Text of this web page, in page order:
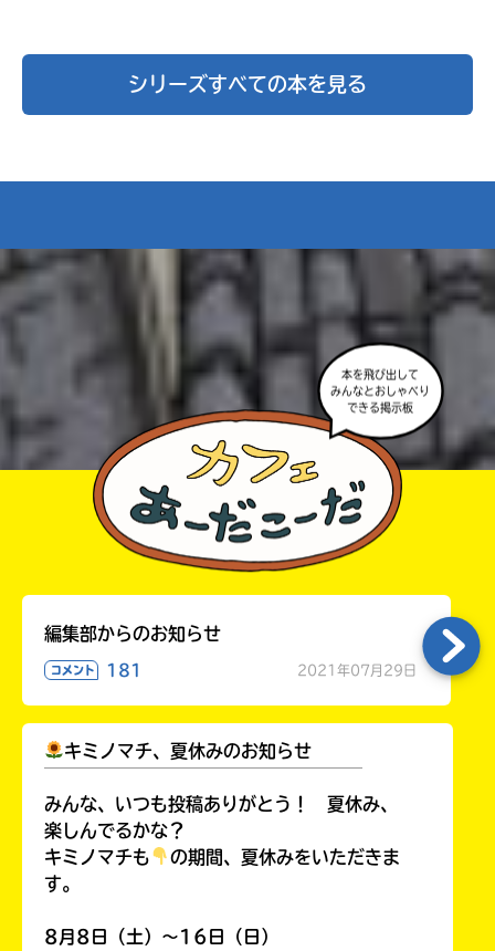
シリーズすべての本を見る
みんなとおしゃべり
できる掲示板
編集部からのお知らせ
コメント 181 2021年07月29日
キミノマチ、夏休みのお知らせ
みんな、いつも投稿ありがとう！ 夏休み、
楽しんでるかな？
キミノマチも
の期間、夏休みをいただきま
す。
8月8日（土）～16日（日）